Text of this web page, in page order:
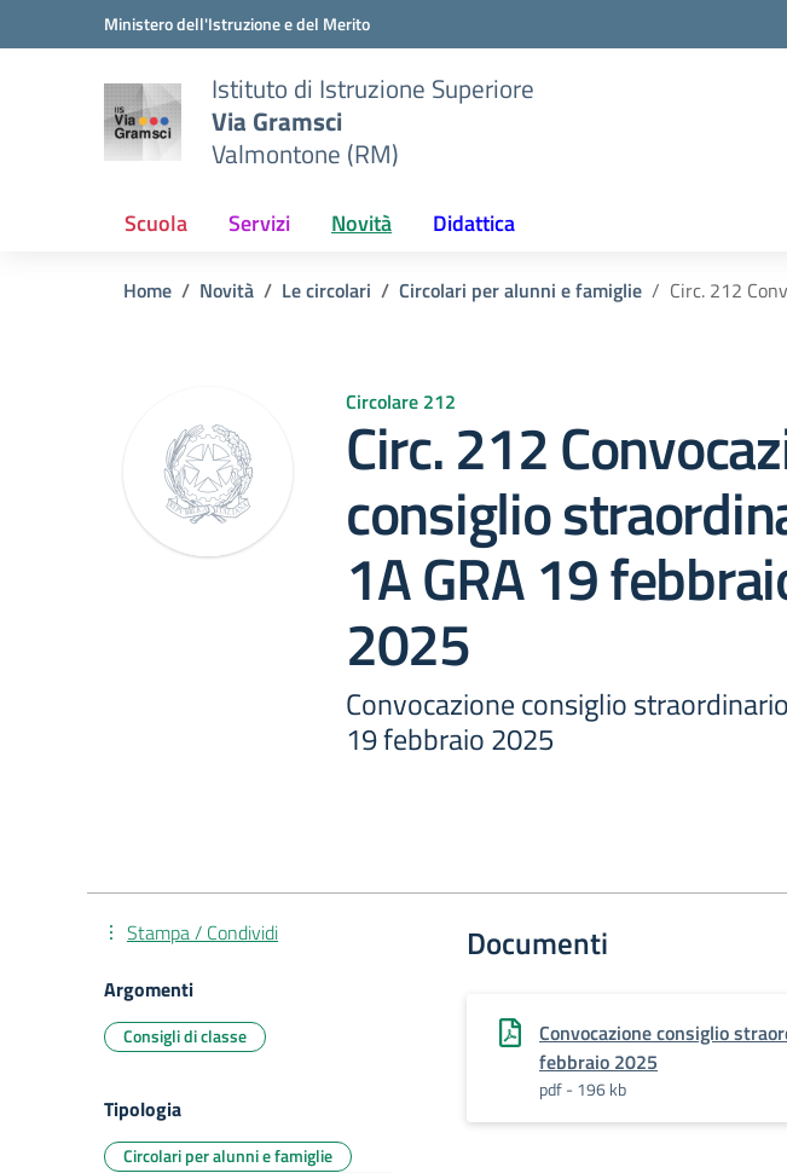
Vai ai contenuti
Vai al menu di navigazioneMinistero dell'Istruzione e del Merito
Istituto di Istruzione Superiore
Via Gramsci
Valmontone (RM)
Scuola Servizi Novità Didattica
Home Novità Le circolari Circolari per alunni e famiglie Circ. 212
Circolare 212
Circ. 212
consiglio
1A GRA 19
2025
Convocazione consiglio
19 febbraio 2025
Documenti
Convocazione consiglio
febbraio 2025
pdf - 196 kb
Stampa / Condividi
Argomenti
Consigli di classe
Tipologia
Circolari per alunni e famiglie